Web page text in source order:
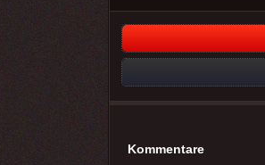
Kommentare